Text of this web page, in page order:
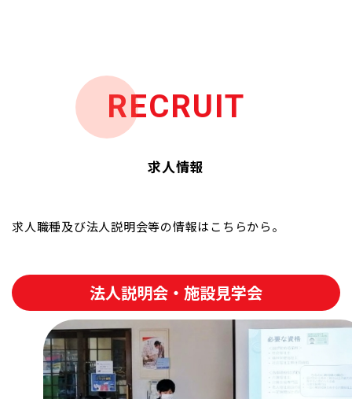
RECRUIT
求人情報
求人職種及び法人説明会等の情報はこちらから。
法人説明会・施設見学会